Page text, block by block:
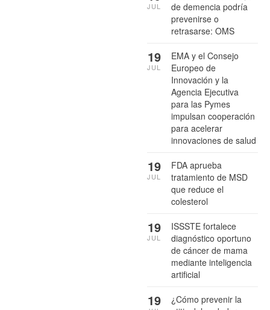
de demencia podría
prevenirse o
retrasarse: OMS
JUL
EMA y el Consejo
Europeo de
Innovación y la
Agencia Ejecutiva
para las Pymes
impulsan cooperación
para acelerar
innovaciones de salud
19
JUL
FDA aprueba
tratamiento de MSD
que reduce el
colesterol
19
JUL
ISSSTE fortalece
diagnóstico oportuno
de cáncer de mama
mediante inteligencia
artificial
19
JUL
¿Cómo prevenir la
19